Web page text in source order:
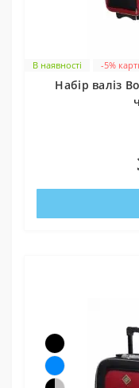
В наявності -5%
Набір валіз